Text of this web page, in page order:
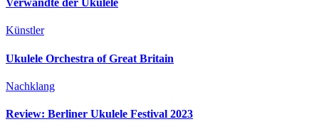
Verwandte der Ukulele
Künstler
Ukulele Orchestra of Great Britain
Nachklang
Review: Berliner Ukulele Festival 2023